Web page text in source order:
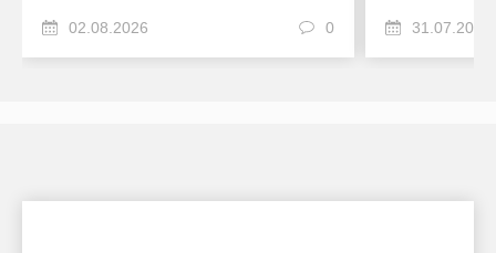
02.08.2026 0 31.07.2026